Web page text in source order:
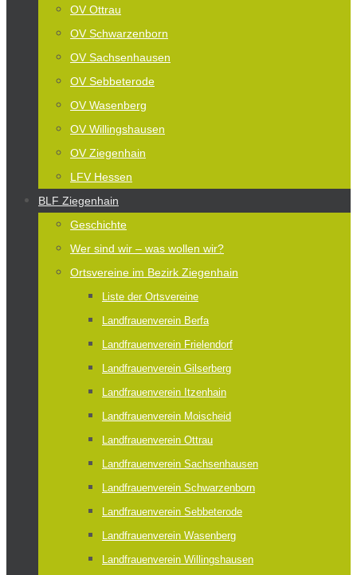
OV Ottrau
OV Schwarzenborn
OV Sachsenhausen
OV Sebbeterode
OV Wasenberg
OV Willingshausen
OV Ziegenhain
LFV Hessen
BLF Ziegenhain
Geschichte
Wer sind wir – was wollen wir?
Ortsvereine im Bezirk Ziegenhain
Liste der Ortsvereine
Landfrauenverein Berfa
Landfrauenverein Frielendorf
Landfrauenverein Gilserberg
Landfrauenverein Itzenhain
Landfrauenverein Moischeid
Landfrauenverein Ottrau
Landfrauenverein Sachsenhausen
Landfrauenverein Schwarzenborn
Landfrauenverein Sebbeterode
Landfrauenverein Wasenberg
Landfrauenverein Willingshausen